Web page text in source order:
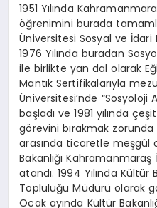
1951 Yılında
öğrenimini burada
Üniversitesi Sosyal ve İdari
1976 Yılında buradan
ile birlikte yan dal olarak
Mantık Sertifikalarıyla
Üniversitesi’nde “Sosyoloji
başladı ve 1981 yılında
görevini bırakmak zorunda
arasında ticaretle meşgûl
Bakanlığı
atandı. 1994 Yılında Kültür
Topluluğu Müdürü olarak
Ocak ayında Kültür